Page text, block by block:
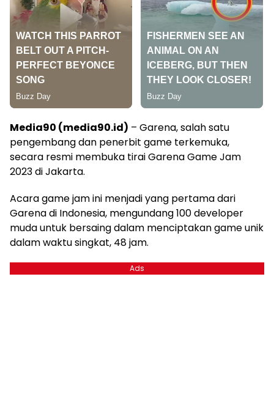
Media90 (media90.id) – Garena, salah satu
pengembang dan penerbit game terkemuka,
secara resmi membuka tirai Garena Game Jam
2023 di Jakarta.
Acara game jam ini menjadi yang pertama dari
Garena di Indonesia, mengundang 100 developer
muda untuk bersaing dalam menciptakan game unik
dalam waktu singkat, 48 jam.
Ads